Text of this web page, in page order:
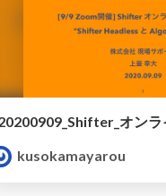
kusokamayarou